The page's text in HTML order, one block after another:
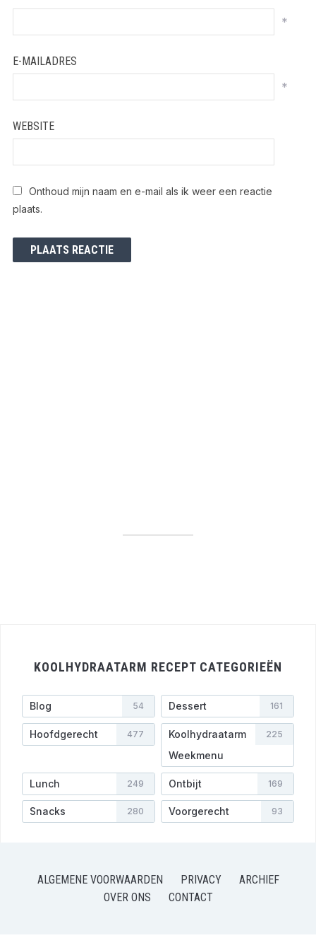
*
E-MAILADRES
*
WEBSITE
Onthoud mijn naam en e-mail als ik weer een reactie
plaats.
KOOLHYDRAATARM RECEPT CATEGORIEËN
Blog 54 Dessert 161
Hoofdgerecht 477
Koolhydraatarm
Weekmenu
225
Lunch 249 Ontbijt 169
Snacks 280 Voorgerecht 93
ALGEMENE VOORWAARDEN PRIVACY
ARCHIEF
OVER ONS
CONTACT